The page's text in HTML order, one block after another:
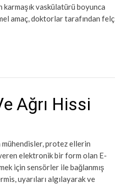
vaskülatürü boyunca
amaç, doktorlar tarafından felç
Ağrı Hissi
mühendisler, protez ellerin
elektronik bir form olan E-
için sensörler ile bağlanmış
uyarıları algılayarak ve